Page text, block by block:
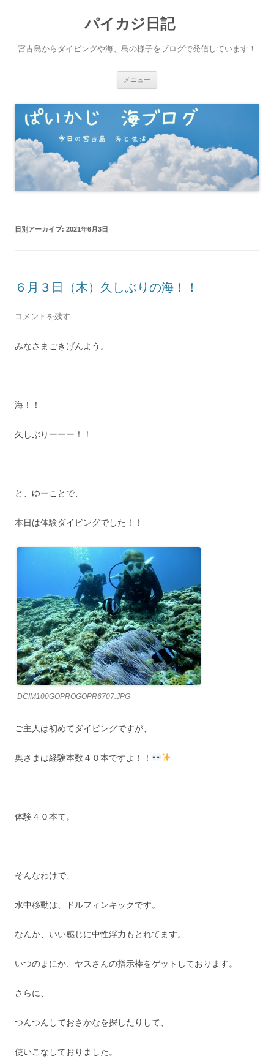
パイカジ日記
宮古島からダイビングや海、島の様子をブログで発信しています！
メニュー
ツ
へ
ス
キ
ッ
プ
日別アーカイブ: 2021年6月3日
６月３日（木）久しぶりの海！！
コメントを残す
みなさまごきげんよう。
海！！
久しぶりーーー！！
と、ゆーことで、
本日は体験ダイビングでした！！
DCIM100GOPROGOPR6707.JPG
ご主人は初めてダイビングですが、
奥さまは経験本数４０本ですよ！！
体験４０本て。
そんなわけで、
水中移動は、ドルフィンキックです。
なんか、いい感じに中性浮力もとれてます。
いつのまにか、ヤスさんの指示棒をゲットしております。
さらに、
つんつんしておさかなを探したりして、
使いこなしておりました。